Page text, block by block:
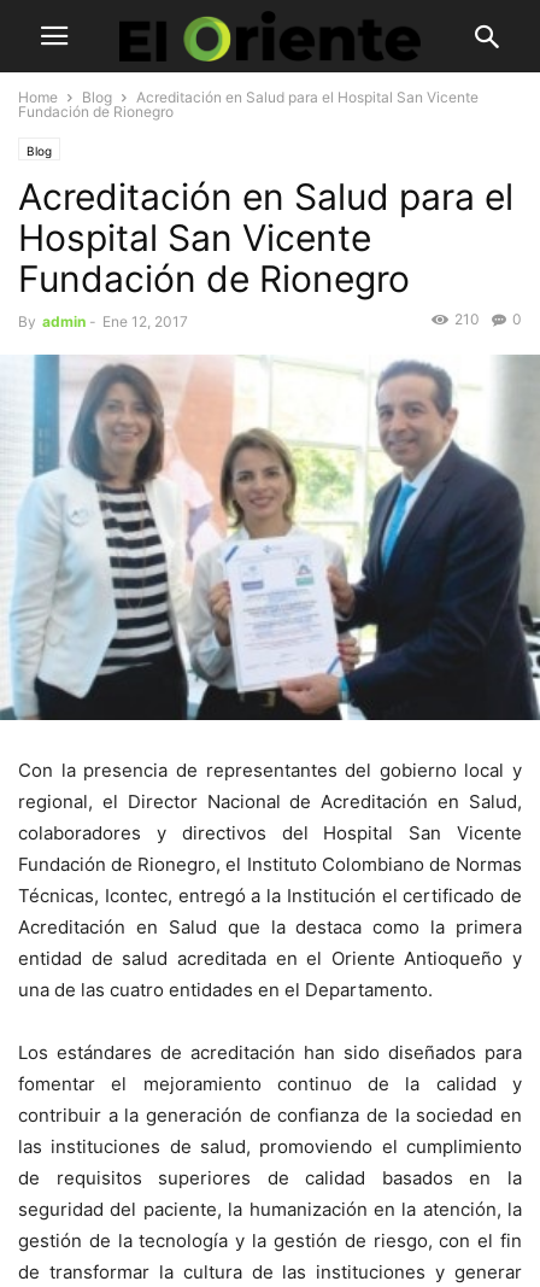
Home Blog
Acreditación en Salud para el Hospital San Vicente
Fundación de Rionegro
Blog
Acreditación en Salud para el
Hospital San Vicente
Fundación de Rionegro
By admin - Ene 12, 2017 0
210
Con la presencia de representantes del gobierno local y
regional, el Director Nacional de Acreditación en Salud,
colaboradores y directivos del Hospital San Vicente
Fundación de Rionegro, el Instituto Colombiano de Normas
Técnicas, Icontec, entregó a la Institución el certificado de
Acreditación en Salud que la destaca como la primera
entidad de salud acreditada en el Oriente Antioqueño y
una de las cuatro entidades en el Departamento.
Los estándares de acreditación han sido diseñados para
fomentar el mejoramiento continuo de la calidad y
contribuir a la generación de confianza de la sociedad en
las instituciones de salud, promoviendo el cumplimiento
de requisitos superiores de calidad basados en la
seguridad del paciente, la humanización en la atención, la
gestión de la tecnología y la gestión de riesgo, con el fin
de transformar la cultura de las instituciones y generar